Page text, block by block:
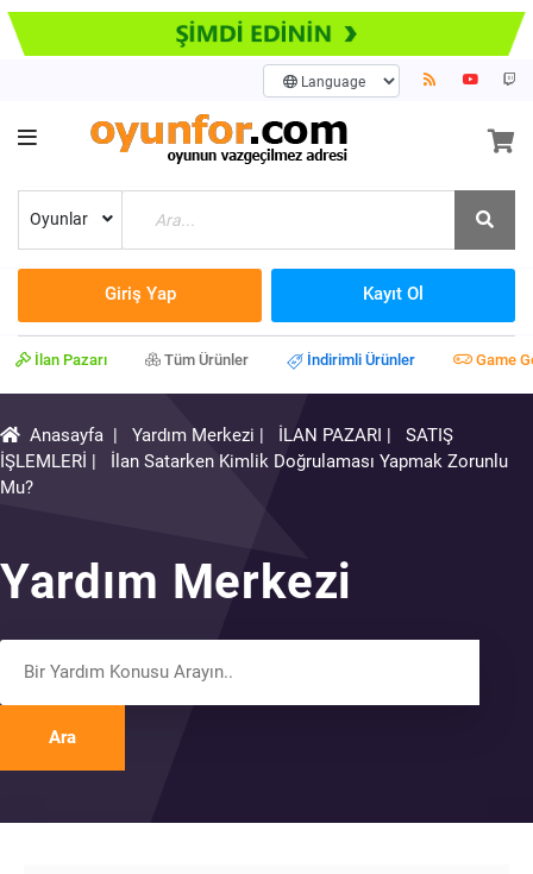
Oyunlar
Giriş Yap Kayıt Ol
İlan Pazarı Tüm Ürünler İndirimli Ürünler Game
Anasayfa | Yardım Merkezi | İLAN PAZARI | SATIŞ
İŞLEMLERİ | İlan Satarken Kimlik Doğrulaması Yapmak Zorunlu
Mu?
Yardım Merkezi
Ara